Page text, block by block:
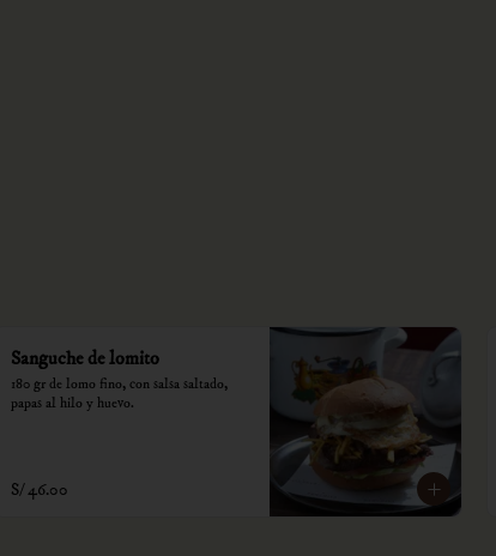
Sanguche de lomito
180 gr de lomo fino, con salsa saltado,
papas al hilo y huevo.
S/ 46.00